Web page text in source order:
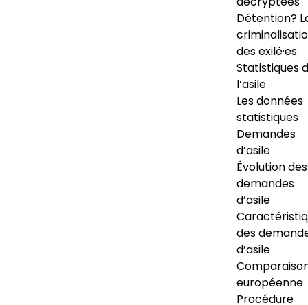
Détention?
des exilé·es
Statistiques
l’asile
Les données
statistiques
Demandes
d’asile
Évolution des
demandes
d’asile
des
d’asile
européenne
Procédure